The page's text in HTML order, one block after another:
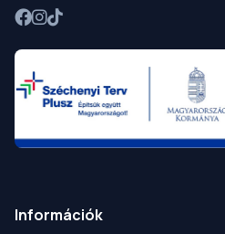
Információk